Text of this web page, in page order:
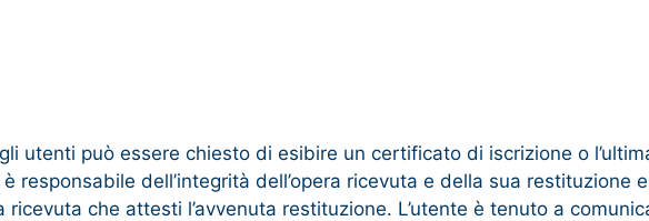
utenti può essere chiesto di esibire un certificato di iscrizione o
responsabile dell’integrità dell’opera ricevuta e della sua restituzione
ricevuta che attesti l’avvenuta restituzione. L’utente è tenuto a